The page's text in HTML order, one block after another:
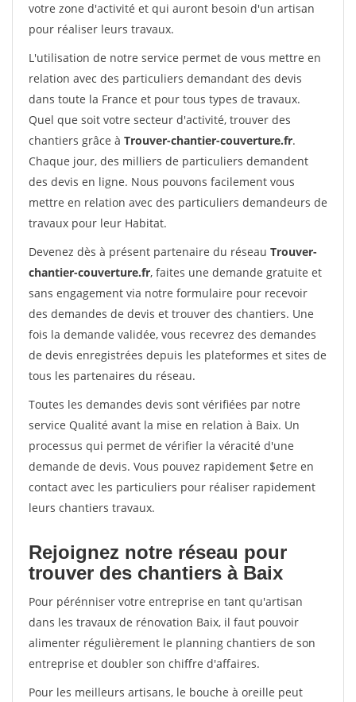
votre zone d'activité et qui auront besoin d'un artisan
pour réaliser leurs travaux.
L'utilisation de notre service permet de vous mettre en
relation avec des particuliers demandant des devis
dans toute la France et pour tous types de travaux.
Quel que soit votre secteur d'activité, trouver des
chantiers grâce à Trouver-chantier-couverture.fr.
Chaque jour, des milliers de particuliers demandent
des devis en ligne. Nous pouvons facilement vous
mettre en relation avec des particuliers demandeurs de
travaux pour leur Habitat.
Devenez dès à présent partenaire du réseau Trouver-
chantier-couverture.fr, faites une demande gratuite et
sans engagement via notre formulaire pour recevoir
des demandes de devis et trouver des chantiers. Une
fois la demande validée, vous recevrez des demandes
de devis enregistrées depuis les plateformes et sites de
tous les partenaires du réseau.
Toutes les demandes devis sont vérifiées par notre
service Qualité avant la mise en relation à Baix. Un
processus qui permet de vérifier la véracité d'une
demande de devis. Vous pouvez rapidement $etre en
contact avec les particuliers pour réaliser rapidement
leurs chantiers travaux.
Rejoignez notre réseau pour
trouver des chantiers à Baix
Pour pérénniser votre entreprise en tant qu'artisan
dans les travaux de rénovation Baix, il faut pouvoir
alimenter régulièrement le planning chantiers de son
entreprise et doubler son chiffre d'affaires.
Pour les meilleurs artisans, le bouche à oreille peut